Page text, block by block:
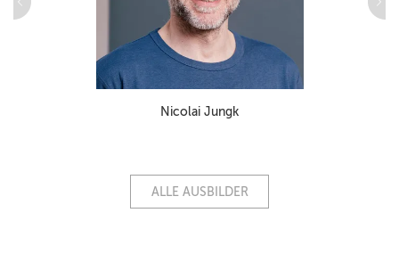
Nicolai Jungk
ALLE AUSBILDER